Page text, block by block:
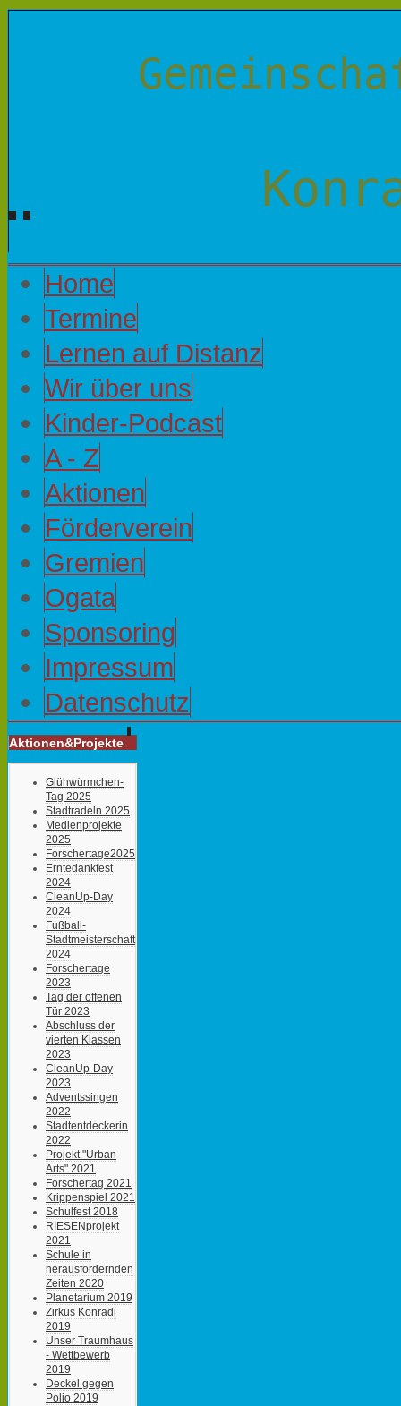
Home
Termine
Lernen auf Distanz
Wir über uns
Kinder-Podcast
A - Z
Aktionen
Förderverein
Gremien
Ogata
Sponsoring
Impressum
Datenschutz
Aktionen&Projekte
Glühwürmchen-
Tag 2025
Stadtradeln 2025
Medienprojekte
2025
Forschertage2025
Erntedankfest
2024
CleanUp-Day
2024
Fußball-
Stadtmeisterschaft
2024
Forschertage
2023
Tag der offenen
Tür 2023
Abschluss der
vierten Klassen
2023
CleanUp-Day
2023
Adventssingen
2022
Stadtentdeckerin
2022
Projekt "Urban
Arts" 2021
Forschertag 2021
Krippenspiel 2021
Schulfest 2018
RIESENprojekt
2021
Schule in
herausfordernden
Zeiten 2020
Planetarium 2019
Zirkus Konradi
2019
Unser Traumhaus
- Wettbewerb
2019
Deckel gegen
Polio 2019